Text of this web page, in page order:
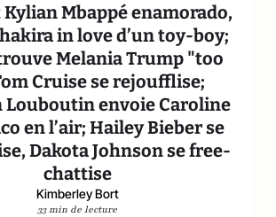
Mbappé enamorado,
in love d’un toy-boy;
Melania Trump "too
Cruise se rejoufflise;
Louboutin envoie Caroline
en l’air; Hailey Bieber se
Dakota Johnson se free-
chattise
Kimberley Bort
33 min de lecture